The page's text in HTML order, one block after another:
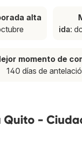
alta
ida:
momento de
140 días de
-